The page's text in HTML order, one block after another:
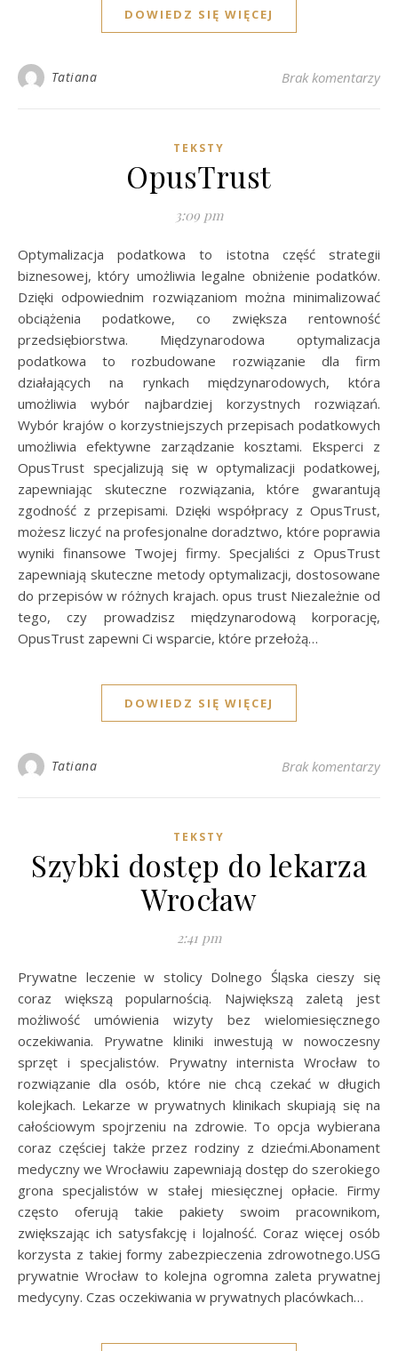
DOWIEDZ SIĘ WIĘCEJ
Tatiana Brak komentarzy
TEKSTY
OpusTrust
3:09 pm
Optymalizacja podatkowa to istotna część strategii
biznesowej, który umożliwia legalne obniżenie podatków.
Dzięki odpowiednim rozwiązaniom można minimalizować
obciążenia podatkowe, co zwiększa rentowność
przedsiębiorstwa. Międzynarodowa optymalizacja
podatkowa to rozbudowane rozwiązanie dla firm
działających na rynkach międzynarodowych, która
umożliwia wybór najbardziej korzystnych rozwiązań.
Wybór krajów o korzystniejszych przepisach podatkowych
umożliwia efektywne zarządzanie kosztami. Eksperci z
OpusTrust specjalizują się w optymalizacji podatkowej,
zapewniając skuteczne rozwiązania, które gwarantują
zgodność z przepisami. Dzięki współpracy z OpusTrust,
możesz liczyć na profesjonalne doradztwo, które poprawia
wyniki finansowe Twojej firmy. Specjaliści z OpusTrust
zapewniają skuteczne metody optymalizacji, dostosowane
do przepisów w różnych krajach. opus trust Niezależnie od
tego, czy prowadzisz międzynarodową korporację,
OpusTrust zapewni Ci wsparcie, które przełożą…
DOWIEDZ SIĘ WIĘCEJ
Tatiana Brak komentarzy
TEKSTY
Szybki dostęp do lekarza
Wrocław
2:41 pm
Prywatne leczenie w stolicy Dolnego Śląska cieszy się
coraz większą popularnością. Największą zaletą jest
możliwość umówienia wizyty bez wielomiesięcznego
oczekiwania. Prywatne kliniki inwestują w nowoczesny
sprzęt i specjalistów. Prywatny internista Wrocław to
rozwiązanie dla osób, które nie chcą czekać w długich
kolejkach. Lekarze w prywatnych klinikach skupiają się na
całościowym spojrzeniu na zdrowie. To opcja wybierana
coraz częściej także przez rodziny z dziećmi.Abonament
medyczny we Wrocławiu zapewniają dostęp do szerokiego
grona specjalistów w stałej miesięcznej opłacie. Firmy
często oferują takie pakiety swoim pracownikom,
zwiększając ich satysfakcję i lojalność. Coraz więcej osób
korzysta z takiej formy zabezpieczenia zdrowotnego.USG
prywatnie Wrocław to kolejna ogromna zaleta prywatnej
medycyny. Czas oczekiwania w prywatnych placówkach…